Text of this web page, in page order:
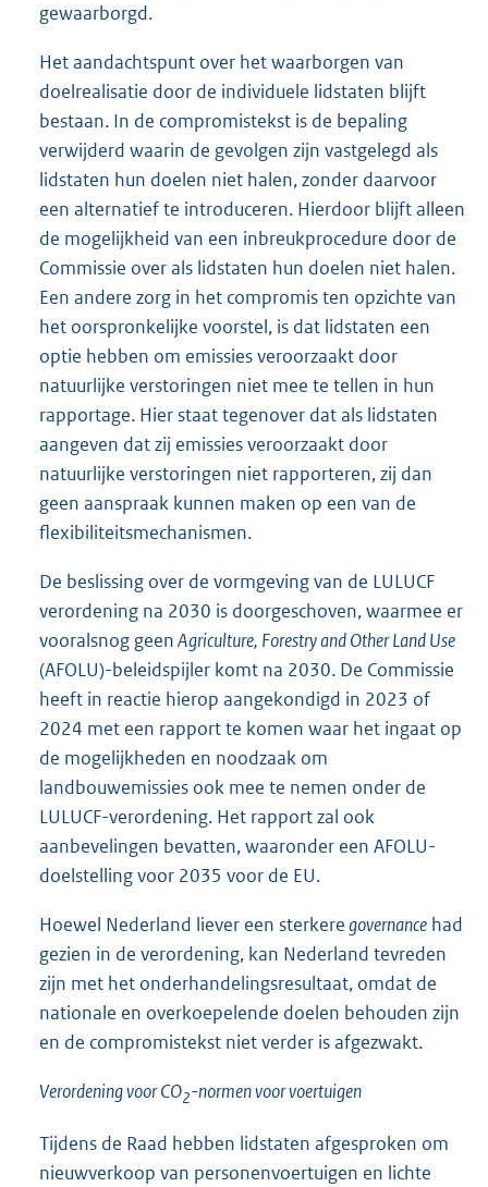
gewaarborgd.
Het aandachtspunt over het waarborgen van
doelrealisatie door de individuele lidstaten blijft
bestaan. In de compromistekst is de bepaling
verwijderd waarin de gevolgen zijn vastgelegd als
lidstaten hun doelen niet halen, zonder daarvoor
een alternatief te introduceren. Hierdoor blijft alleen
de mogelijkheid van een inbreukprocedure door de
Commissie over als lidstaten hun doelen niet halen.
Een andere zorg in het compromis ten opzichte van
het oorspronkelijke voorstel, is dat lidstaten een
optie hebben om emissies veroorzaakt door
natuurlijke verstoringen niet mee te tellen in hun
rapportage. Hier staat tegenover dat als lidstaten
aangeven dat zij emissies veroorzaakt door
natuurlijke verstoringen niet rapporteren, zij dan
geen aanspraak kunnen maken op een van de
flexibiliteitsmechanismen.
De beslissing over de vormgeving van de LULUCF
verordening na 2030 is doorgeschoven, waarmee er
vooralsnog geenAgriculture, Forestry and Other Land Use
(AFOLU)-beleidspijler komt na 2030. De Commissie
heeft in reactie hierop aangekondigd in 2023 of
2024 met een rapport te komen waar het ingaat op
de mogelijkheden en noodzaak om
landbouwemissies ook mee te nemen onder de
LULUCF-verordening. Het rapport zal ook
aanbevelingen bevatten, waaronder een AFOLU-
doelstelling voor 2035 voor de EU.
Hoewel Nederland liever een sterkeregovernance had
gezien in de verordening, kan Nederland tevreden
zijn met het onderhandelingsresultaat, omdat de
nationale en overkoepelende doelen behouden zijn
en de compromistekst niet verder is afgezwakt.
Verordening voor CO2-normen voor voertuigen
Tijdens de Raad hebben lidstaten afgesproken om
nieuwverkoop van personenvoertuigen en lichte